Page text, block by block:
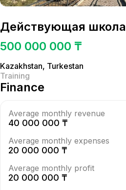
Действующая школа
500 000 000 ₸
Kazakhstan, Turkestan
Training
Finance
Average monthly revenue
40 000 000 ₸
Average monthly expenses
20 000 000 ₸
Average monthly profit
20 000 000 ₸